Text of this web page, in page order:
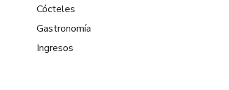
Cócteles
Gastronomía
Ingresos